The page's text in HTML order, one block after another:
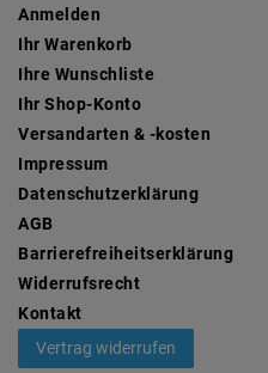
Anmelden
Ihr Warenkorb
Ihre Wunschliste
Ihr Shop-Konto
Versandarten & -kosten
Impressum
Daten­schutz­erklärung
AGB
Barrierefreiheitserklärung
Widerrufs­recht
Kontakt
Vertrag widerrufen